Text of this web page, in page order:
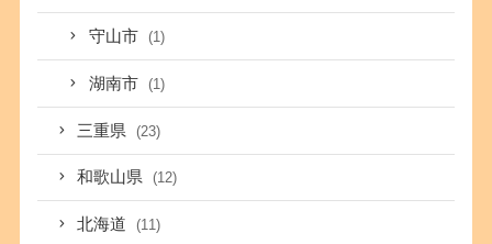
守山市 (1)
湖南市 (1)
三重県 (23)
和歌山県 (12)
北海道 (11)